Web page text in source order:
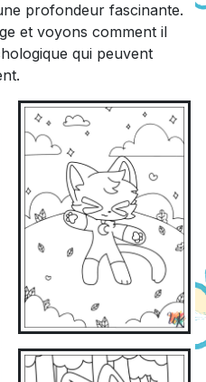
profondeur fascinante.
et voyons comment il
qui peuvent